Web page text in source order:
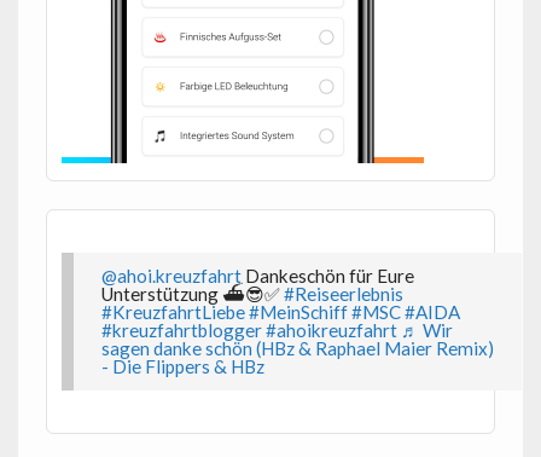
@ahoi.kreuzfahrt Dankeschön für Eure
Unterstützung ⛴️😎✅#Reiseerlebnis
#KreuzfahrtLiebe#MeinSchiff#MSC#AIDA
#kreuzfahrtblogger#ahoikreuzfahrt ♬ Wir
sagen danke schön (HBz & Raphael Maier Remix)
- Die Flippers & HBz